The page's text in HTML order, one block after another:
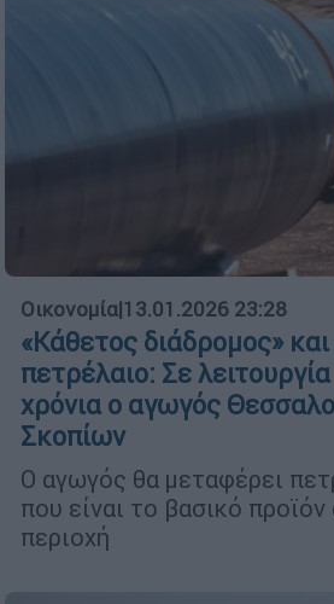
Οικονομία|13.01.2026 23:28
«Κάθετος διάδρομος»
πετρέλαιο: Σε
χρόνια ο αγωγός
Σκοπίων
Ο αγωγός θα μεταφέρει
που είναι το βασικό
περιοχή